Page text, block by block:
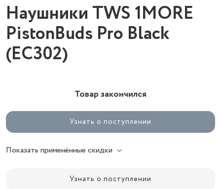
Наушники TWS 1MORE
PistonBuds Pro Black
(EC302)
Товар закончился
Узнать о поступлении
Показать применённые скидки
Узнать о поступлении